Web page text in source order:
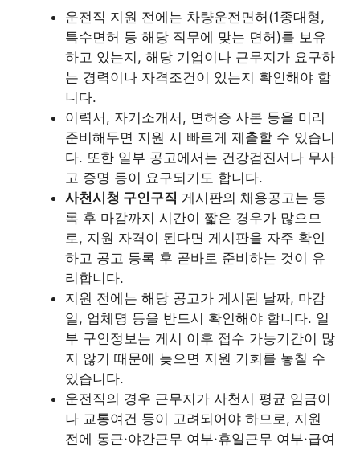
운전직 지원 전에는 차량운전면허(1종대형,
특수면허 등 해당 직무에 맞는 면허)를 보유
하고 있는지, 해당 기업이나 근무지가 요구하
는 경력이나 자격조건이 있는지 확인해야 합
니다.
이력서, 자기소개서, 면허증 사본 등을 미리
준비해두면 지원 시 빠르게 제출할 수 있습니
다. 또한 일부 공고에서는 건강검진서나 무사
고 증명 등이 요구되기도 합니다.
사천시청 구인구직 게시판의 채용공고는 등
록 후 마감까지 시간이 짧은 경우가 많으므
로, 지원 자격이 된다면 게시판을 자주 확인
하고 공고 등록 후 곧바로 준비하는 것이 유
리합니다.
지원 전에는 해당 공고가 게시된 날짜, 마감
일, 업체명 등을 반드시 확인해야 합니다. 일
부 구인정보는 게시 이후 접수 가능기간이 많
지 않기 때문에 늦으면 지원 기회를 놓칠 수
있습니다.
운전직의 경우 근무지가 사천시 평균 임금이
나 교통여건 등이 고려되어야 하므로, 지원
전에 통근·야간근무 여부·휴일근무 여부·급여